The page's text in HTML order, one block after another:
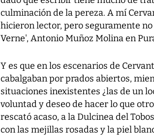
culminación de la pereza. A mí
hicieron lector, pero seguramente
Verne', Antonio Muñoz Molina en
Y es que en los escenarios de
cabalgaban por prados abiertos,
situaciones inexistentes ¿las de un
voluntad y deseo de hacer lo que
rescató acaso, a la Dulcinea del
con las mejillas rosadas y la piel